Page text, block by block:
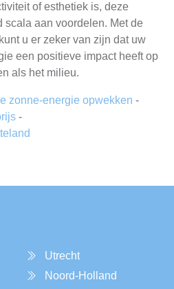
of esthetiek is, deze
scala aan voordelen. Met de
u er zeker van zijn dat uw
een positieve impact heeft op
als het milieu.
zonne-energie opwekken -
-
Utrecht
Noord-Holland